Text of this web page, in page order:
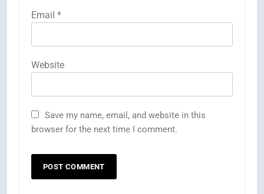
Email *
Website
Save my name, email, and website in this
browser for the next time I comment.